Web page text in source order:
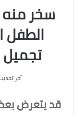
سخر منه
الطفل
آخر تحديث:
قد يتعرض